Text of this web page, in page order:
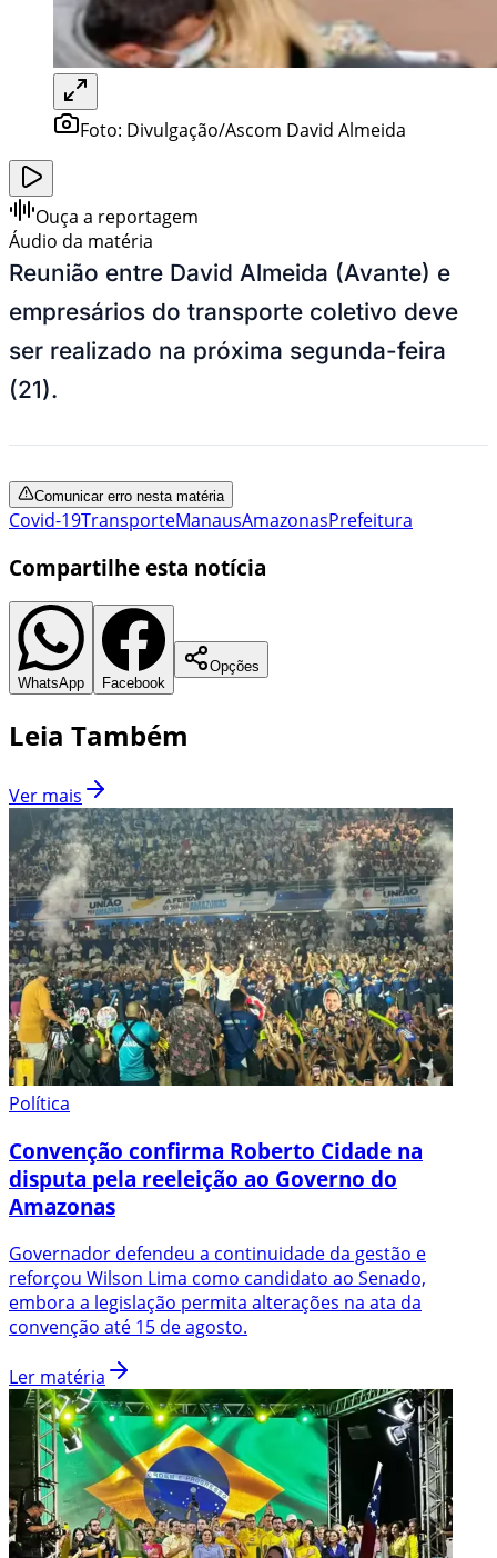
Foto: Divulgação/Ascom David Almeida
Ouça a reportagem
Áudio da matéria
Reunião entre David Almeida (Avante) e
empresários do transporte coletivo deve
ser realizado na próxima segunda-feira
(21).
Comunicar erro nesta matéria
Covid-19TransporteManausAmazonasPrefeitura
Compartilhe esta notícia
WhatsApp Facebook
Opções
Leia Também
Ver mais
Política
Convenção confirma Roberto Cidade na
disputa pela reeleição ao Governo do
Amazonas
Governador defendeu a continuidade da gestão e
reforçou Wilson Lima como candidato ao Senado,
embora a legislação permita alterações na ata da
convenção até 15 de agosto.
Ler matéria